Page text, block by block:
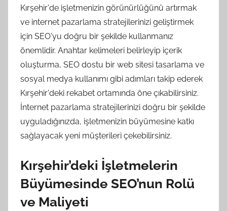
Kırşehir'de işletmenizin görünürlüğünü artırmak
ve internet pazarlama stratejilerinizi geliştirmek
için SEO'yu doğru bir şekilde kullanmanız
önemlidir. Anahtar kelimeleri belirleyip içerik
oluşturma, SEO dostu bir web sitesi tasarlama ve
sosyal medya kullanımı gibi adımları takip ederek
Kırşehir'deki rekabet ortamında öne çıkabilirsiniz.
İnternet pazarlama stratejilerinizi doğru bir şekilde
uyguladığınızda, işletmenizin büyümesine katkı
sağlayacak yeni müşterileri çekebilirsiniz.
Kırşehir’deki İşletmelerin
Büyümesinde SEO’nun Rolü
ve Maliyeti